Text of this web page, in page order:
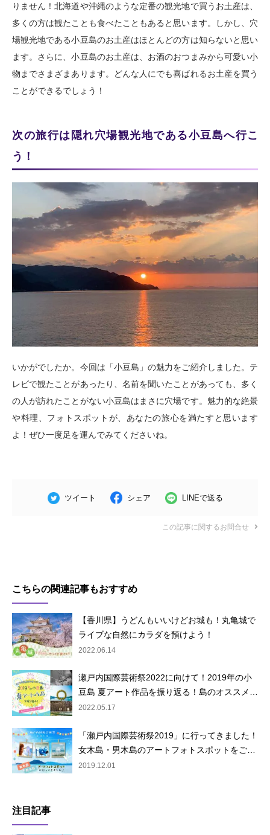
りません！北海道や沖縄のような定番の観光地で買うお土産は、
多くの方は観たことも食べたこともあると思います。しかし、穴
場観光地である小豆島のお土産はほとんどの方は知らないと思い
ます。さらに、小豆島のお土産は、お酒のおつまみから可愛い小
物までさまざまあります。どんな人にでも喜ばれるお土産を買う
ことができるでしょう！
次の旅行は隠れ穴場観光地である小豆島へ行こ
う！
いかがでしたか。今回は「小豆島」の魅力をご紹介しました。テ
レビで観たことがあったり、名前を聞いたことがあっても、多く
の人が訪れたことがない小豆島はまさに穴場です。魅力的な絶景
や料理、フォトスポットが、あなたの旅心を満たすと思います
よ！ぜひ一度足を運んでみてくださいね。
ツイート シェア LINEで送る
この記事に関するお問合せ
こちらの関連記事もおすすめ
【香川県】うどんもいいけどお城も！丸亀城で
ライブな自然にカラダを預けよう！
2022.06.14
瀬戸内国際芸術祭2022に向けて！2019年の小
豆島 夏アート作品を振り返る！島のオススメ…
2022.05.17
「瀬戸内国際芸術祭2019」に行ってきました！
女木島・男木島のアートフォトスポットをご…
2019.12.01
注目記事